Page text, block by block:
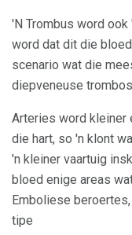
'N Trombus word
word dat dit die
scenario wat die
diepveneuse
Arteries word kleiner
die hart, so 'n klont
'n kleiner vaartuig
bloed enige areas
Emboliese
tipe